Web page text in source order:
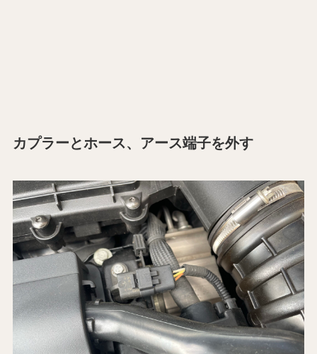
カプラーとホース、アース端子を外す